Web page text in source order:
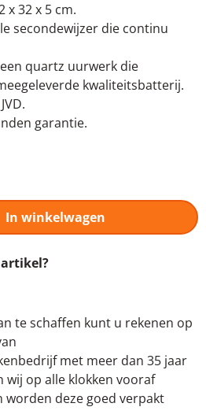
x 32 x 5 cm.
secondewijzer die continu
quartz uurwerk die
kwaliteitsbatterij.
garantie.
In winkelwagen
te schaffen kunt u rekenen op
met meer dan 35 jaar
wij op alle klokken vooraf
deze goed verpakt